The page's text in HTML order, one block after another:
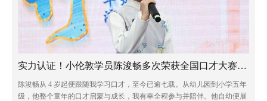
实力认证！小伦敦学员陈浚畅多次荣获全国口才大赛一等奖
陈浚畅从 4 岁起便跟随我学习口才，至今已逾七载。从幼儿园到小学五年
级，他整个童年的口才启蒙与成长，我有幸全程参与并陪伴。他自幼便展